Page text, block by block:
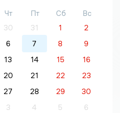
Чт Пт Сб
Вс
30 31 1
2
6 7 8
9
13 14 15
16
20 21 22
23
27 28 29
30
3 4 5 6